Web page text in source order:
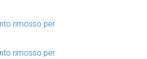
rimosso per
rimosso per